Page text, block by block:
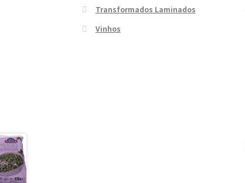
Transformados Laminados
Vinhos